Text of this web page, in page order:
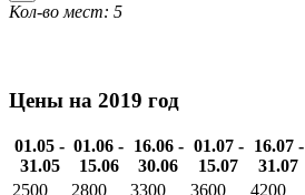
Кол-во мест: 5
Цены на 2019 год
01.05 -
31.05
01.06 -
15.06
16.06 -
30.06
01.07 -
15.07
16.07 -
31.07
2500
2800 3300 3600 4200